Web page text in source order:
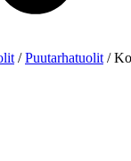
/Puutarhatuolit /